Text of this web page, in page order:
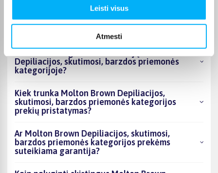
Leisti visus
Atmesti
Kiek prekių yra Molton Brown Depiliacijos,
skutimosi, barzdos priemonės kategorijos
Depiliacijos, skutimosi, barzdos priemonės
kategorijoje?
Kiek trunka Molton Brown Depiliacijos,
skutimosi, barzdos priemonės kategorijos
prekių pristatymas?
Ar Molton Brown Depiliacijos, skutimosi,
barzdos priemonės kategorijos prekėms
suteikiama garantija?